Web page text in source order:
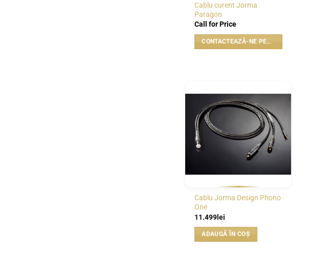
Cablu curent Jorma
Paragon
Call for Price
CONTACTEAZĂ-NE PENTRU PREȚ
WISHLIST
Cablu Jorma Design Phono
One
11.499lei
ADAUGĂ ÎN COȘ